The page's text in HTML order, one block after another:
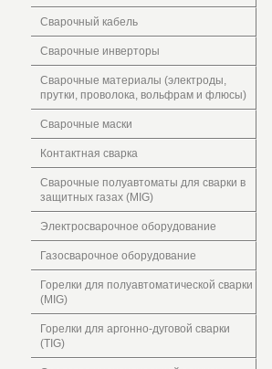
Сварочный кабель
Сварочные инверторы
Сварочные материалы (электроды,
прутки, проволока, вольфрам и флюсы)
Сварочные маски
Контактная сварка
Сварочные полуавтоматы для сварки в
защитных газах (MIG)
Электросварочное оборудование
Газосварочное оборудование
Горелки для полуавтоматической сварки
(MIG)
Горелки для аргонно-дуговой сварки
(TIG)